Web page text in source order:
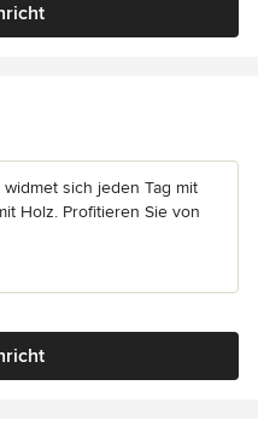
sich jeden Tag mit
Holz. Profitieren Sie von